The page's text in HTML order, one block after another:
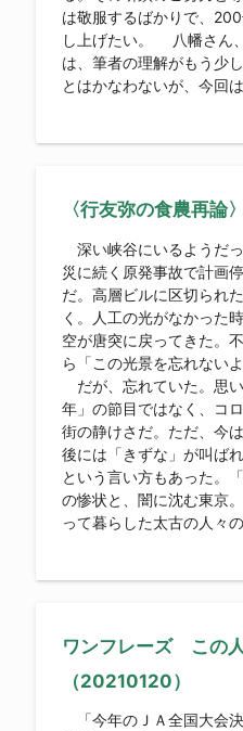
は敬服するばかりで、
し上げたい。 八幡さん
は、筆者の理解がもう少
とはかなわないが、今回
〈行友弥の食農再論
深い峡谷にいるようだ
災に続く原発事故で計画
だ。高層ビルに区切られ
く。人工の光がなかった
空が唐突に戻ってきた。
ら「この光景を忘れない
だが、忘れていた。思
年」の節目ではなく、コ
街の静けさだ。ただ、今
後には「きずな」が叫ば
という言い方もあった。
の惨状と、闇に沈む東京
って暮らした太古の人々
ワンフレーズ この
（20210120）
「今年のＪＡ全国大会